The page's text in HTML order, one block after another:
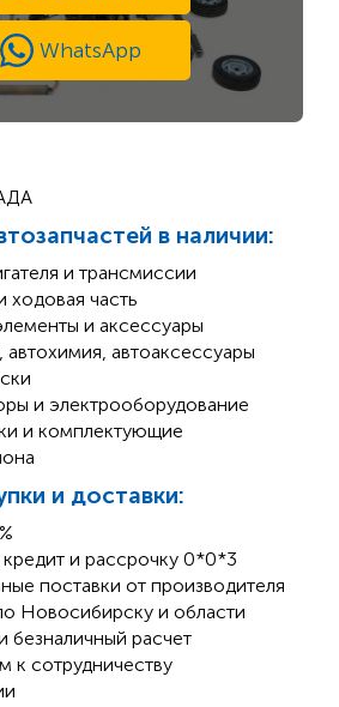
WhatsApp
в наличии:
и трансмиссии
ходовая часть
и аксессуары
автохимия, автоаксессуары
и электрооборудование
и комплектующие
и доставки:
и рассрочку 0*0*3
поставки от производителя
Новосибирску и области
безналичный расчет
к сотрудничеству